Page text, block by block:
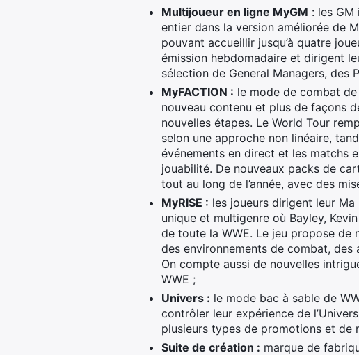
Multijoueur en ligne MyGM : les
entier dans la version améliorée de
pouvant accueillir jusqu’à quatre
émission hebdomadaire et dirigent
sélection de General Managers, des
MyFACTION : le mode de combat
nouveau contenu et plus de façons
nouvelles étapes. Le World Tour
selon une approche non linéaire,
événements en direct et les matchs
jouabilité. De nouveaux packs de
tout au long de l’année, avec des
MyRISE : les joueurs dirigent leur Ma
unique et multigenre où Bayley,
de toute la WWE. Le jeu propose de
des environnements de combat,
On compte aussi de nouvelles
WWE ;
Univers : le mode bac à sable de
contrôler leur expérience de
plusieurs types de promotions et de
Suite de création : marque de